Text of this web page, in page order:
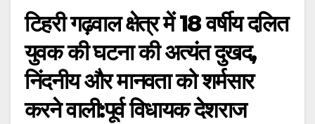
टिहरी गढ़वाल क्षेत्र में 18 वर्षीय दलित
युवक की घटना की अत्यंत दुखद,
निंदनीय और मानवता को शर्मसार
करने वाली:पूर्व विधायक देशराज